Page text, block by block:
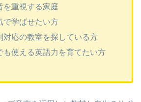
を重視する家庭
で学ばせたい方
対応の教室を探している方
も使える英語力を育てたい方